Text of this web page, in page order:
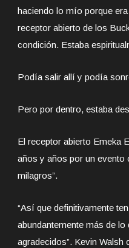
haciendo lo mío porque
receptor abierto de los
condición. Estaba
Podía salir allí y podía
Pero por dentro, estaba
El receptor abierto Emeka
años y años por un
milagros”.
“Así que definitivamente
abundantemente más de
agradecidos”. Kevin